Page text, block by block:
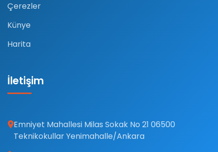
Çerezler
Künye
Harita
İletişim
Emniyet Mahallesi Milas Sokak No 21 06500
Teknikokullar Yenimahalle/Ankara